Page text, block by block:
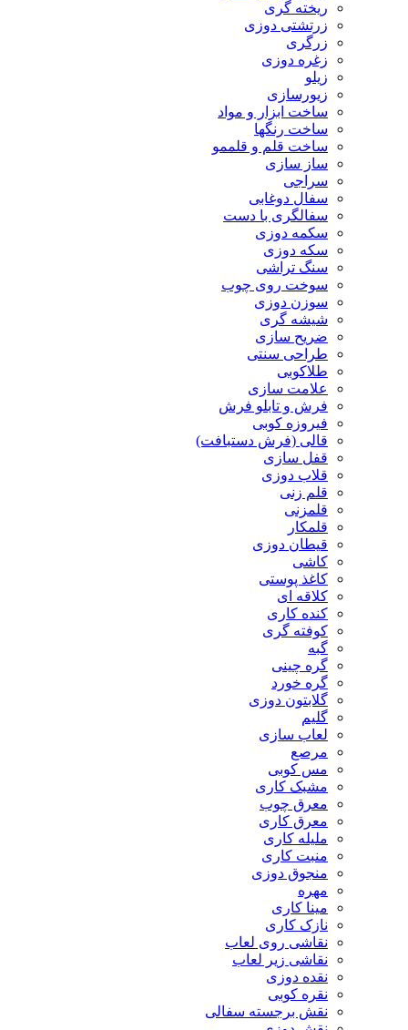
ریخته گری
زرتشتی دوزی
زرگری
زغره دوزی
زیلو
زیورسازی
ساخت ابزار و مواد
ساخت رنگها
ساخت قلم و قلممو
ساز سازی
سراجی
سفال دوغابی
سفالگری با دست
سکمه دوزی
سکه دوزی
سنگ تراشی
سوخت روی چوب
سوزن دوزی
شیشه گری
ضریح سازی
طراحی سنتی
طلاکوبی
علامت سازی
فرش و تابلو فرش
فیروزه کوبی
قالی (فرش دستبافت)
قفل سازی
قلاب دوزی
قلم زنی
قلمزنی
قلمکار
قیطان دوزی
کاشی
کاغذ پوستی
کلاقه ای
کنده کاری
کوفته گری
گبه
گره چینی
گره خورد
گلابتون دوزی
گلیم
لعاب سازی
مرصع
مس کوبی
مشبک کاری
معرق چوب
معرق کاری
مليله کاری
منبت کاری
منجوق دوزی
مهره
مینا کاری
نازک کاری
نقاشی روی لعاب
نقاشی زیر لعاب
نقده دوزی
نقره کوبی
نقش برجسته سفالی